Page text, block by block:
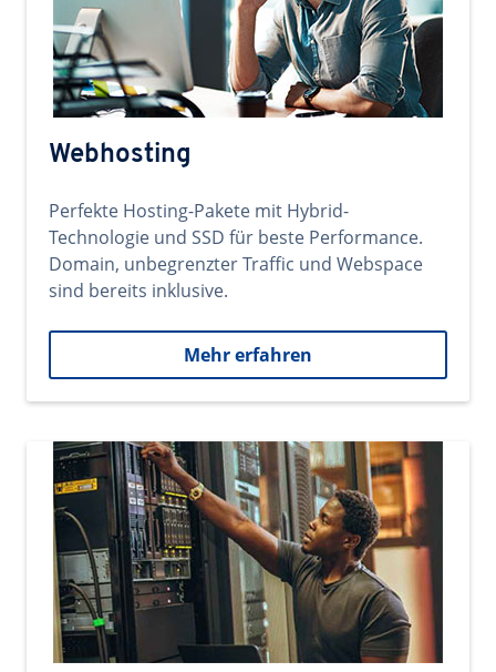
Webhosting
Perfekte Hosting-Pakete mit Hybrid-
Technologie und SSD für beste Performance.
Domain, unbegrenzter Traffic und Webspace
sind bereits inklusive.
Mehr erfahren